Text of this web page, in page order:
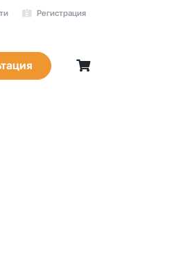
Регистрация